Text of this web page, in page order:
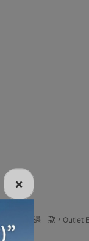
按摩器
×
邊款就邊一款，Outlet